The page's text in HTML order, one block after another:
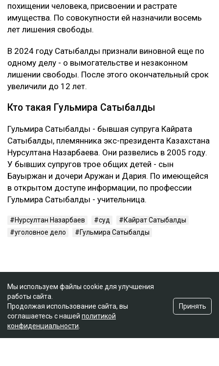
похищении человека, присвоении и растрате
имущества. По совокупности ей назначили восемь
лет лишения свободы.
В 2024 году Сатыбалды признали виновной еще по
одному делу - о вымогательстве и незаконном
лишении свободы. После этого окончательный срок
увеличили до 12 лет.
Кто такая Гульмира Сатыбалды
Гульмира Сатыбалды - бывшая супруга Кайрата
Сатыбалды, племянника экс-президента Казахстана
Нурсултана Назарбаева. Они развелись в 2005 году.
У бывших супругов трое общих детей - сын
Бауыржан и дочери Аружан и Дария. По имеющейся
в открытом доступе информации, по профессии
Гульмира Сатыбалды - учительница.
Нурсултан Назарбаев суд
Кайрат Сатыбалды
уголовное дело
Гульмира Сатыбалды
Мы используем файлы cookie для улучшения
работы сайта.
Продолжая использование сайта, вы
соглашаетесь с нашей политикой
конфиденциальности
Принять